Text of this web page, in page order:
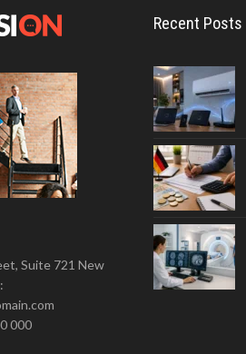
Suite 721 New
000
Recent Posts